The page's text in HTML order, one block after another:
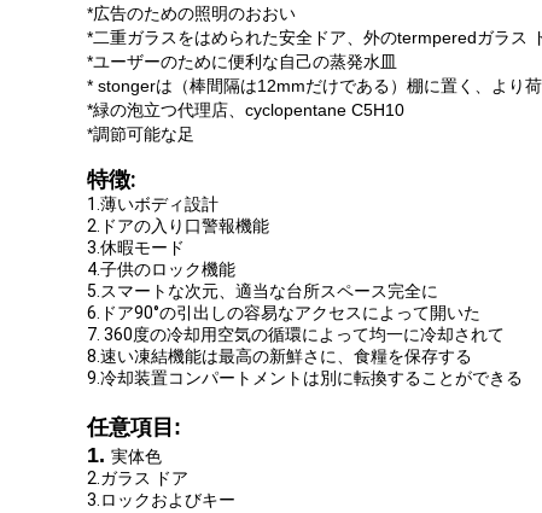
*広告のための照明のおおい
*二重ガラスをはめられた安全ドア、外のtermperedガラス
*ユーザーのために便利な自己の蒸発水皿
* stongerは（棒間隔は12mmだけである）棚に置く、より
*緑の泡立つ代理店、cyclopentane C5H10
*調節可能な足
特徴:
1.薄いボディ設計
2.ドアの入り口警報機能
3.休暇モード
4.子供のロック機能
5.スマートな次元、適当な台所スペース完全に
6.ドア90°の引出しの容易なアクセスによって開いた
7. 360度の冷却用空気の循環によって均一に冷却されて
8.速い凍結機能は最高の新鮮さに、食糧を保存する
9.冷却装置コンパートメントは別に転換することができる
任意項目:
1. 実体色
2.ガラス ドア
3.ロックおよびキー